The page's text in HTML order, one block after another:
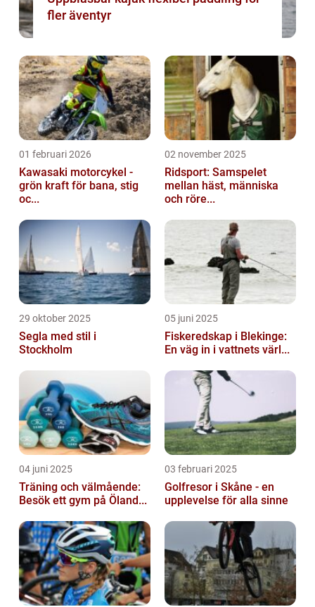
fler äventyr
01 februari 2026
Kawasaki motorcykel -
grön kraft för bana, stig
oc...
02 november 2025
Ridsport: Samspelet
mellan häst, människa
och röre...
29 oktober 2025
Segla med stil i
Stockholm
05 juni 2025
Fiskeredskap i Blekinge:
En väg in i vattnets värl...
04 juni 2025
Träning och välmående:
Besök ett gym på Öland...
03 februari 2025
Golfresor i Skåne - en
upplevelse för alla sinne